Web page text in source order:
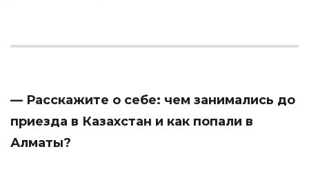
— Расскажите о себе: чем занимались до
приезда в Казахстан и как попали в
Алматы?